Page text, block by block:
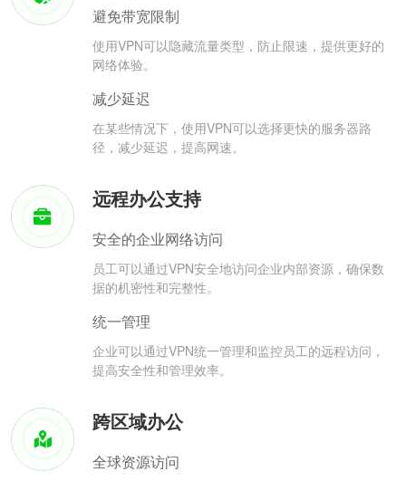
避免带宽限制
使用VPN可以隐藏流量类型，防止限速，提供更好的
网络体验。
减少延迟
在某些情况下，使用VPN可以选择更快的服务器路
径，减少延迟，提高网速。
远程办公支持
安全的企业网络访问
员工可以通过VPN安全地访问企业内部资源，确保数
据的机密性和完整性。
统一管理
企业可以通过VPN统一管理和监控员工的远程访问，
提高安全性和管理效率。
跨区域办公
全球资源访问